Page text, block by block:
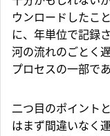
ウンロードしたこ
に、年単位で記録
河の流れのごとく
プロセスの一部で
二つ目のポイント
はまず間違いなく